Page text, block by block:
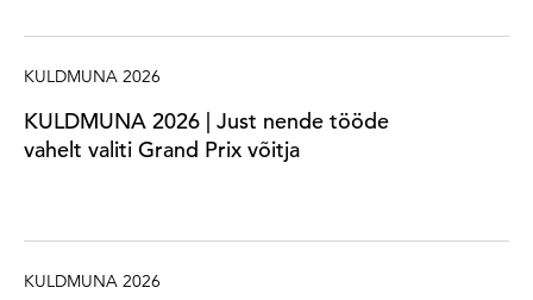
KULDMUNA 2026
KULDMUNA 2026 | Just nende tööde
vahelt valiti Grand Prix võitja
KULDMUNA 2026